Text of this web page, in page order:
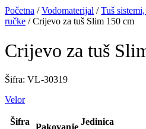
Početna /Vodomaterijal /Tuš
ručke / Crijevo za tuš Slim 150 cm
Crijevo za tuš
Šifra: VL -30319
Velor
Šifra
Jedinica